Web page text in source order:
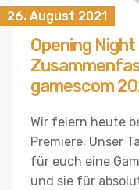
26. August 2021
Opening
gamescom
Wir feiern heute
Premiere. Unser
für euch eine
und sie für